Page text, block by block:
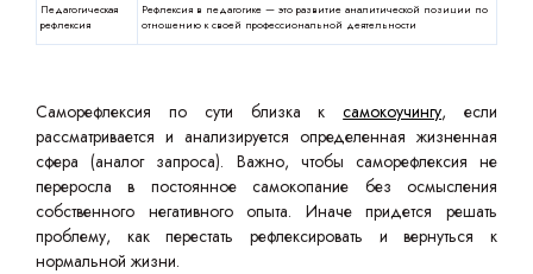
Педагогическая
рефлексия
Рефлексия в педагогике — это развитие аналитической позиции по
отношению к своей профессиональной деятельности
Саморефлексия по сути близка ксамокоучингу, если
рассматривается и анализируется определенная жизненная
сфера (аналог запроса). Важно, чтобы саморефлексия не
переросла в постоянное самокопание без осмысления
собственного негативного опыта. Иначе придется решать
проблему, как перестать рефлексировать и вернуться к
нормальной жизни.